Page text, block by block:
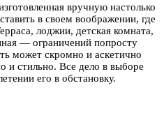
вручную настолько
в своем воображении, где
лоджии, детская комната,
— ограничений попросту
может скромно и аскетично
и стильно. Все дело в выборе
его в обстановку.